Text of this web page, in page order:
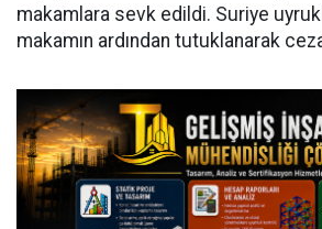
makamlara sevk edildi. Suriye
makamın ardından tutuklanarak